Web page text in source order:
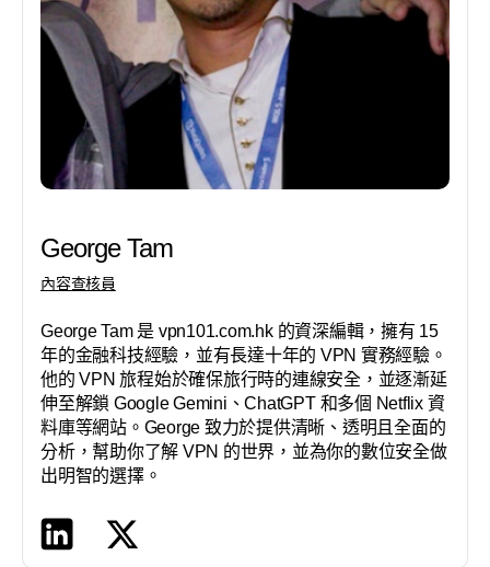
George Tam
內容查核員
George Tam 是 vpn101.com.hk 的資深編輯，擁有 15
年的金融科技經驗，並有長達十年的 VPN 實務經驗。
他的 VPN 旅程始於確保旅行時的連線安全，並逐漸延
伸至解鎖 Google Gemini、ChatGPT 和多個 Netflix 資
料庫等網站。George 致力於提供清晰、透明且全面的
分析，幫助你了解 VPN 的世界，並為你的數位安全做
出明智的選擇。